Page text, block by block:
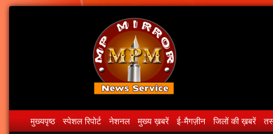
मुख्यपृष्ठ स्पेशल रिपोर्ट नेशनल मुख्य ख़बरें ई-मैगज़ीन जिलों की ख़बरें